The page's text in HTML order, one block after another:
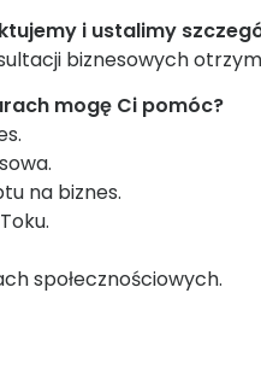
i ustalimy
biznesowych
mogę Ci pomóc?
na biznes.
społecznościowych.